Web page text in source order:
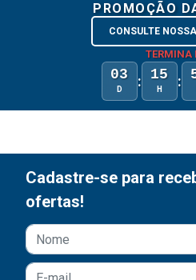
PROMOÇÃO
CONSULTE
TERMINA
03
D : 15
H :
Cadastre-se para
ofertas!